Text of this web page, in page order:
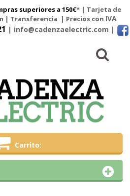
superiores a 150€* | Tarjeta de
| Transferencia | Precios con IVA
| info@cadenzaelectric.com |
Carrito